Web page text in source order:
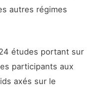
autres régimes
études portant sur
participants aux
axés sur le